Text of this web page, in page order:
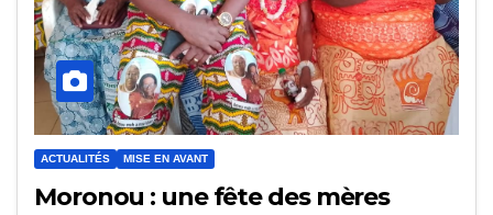
ACTUALITÉS MISE EN AVANT
Moronou : une fête des mères